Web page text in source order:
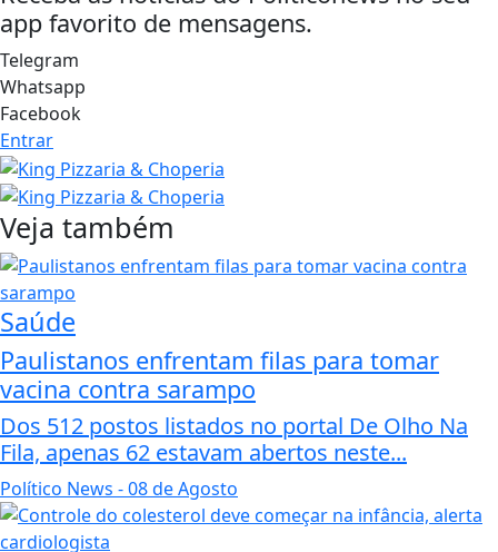
app favorito de mensagens.
Telegram
Whatsapp
Facebook
Entrar
Veja também
Saúde
Paulistanos enfrentam filas para tomar
vacina contra sarampo
Dos 512 postos listados no portal De Olho Na
Fila, apenas 62 estavam abertos neste...
Político News - 08 de Agosto